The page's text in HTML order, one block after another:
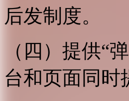
后发制度。
（四）提供“
台和页面同时